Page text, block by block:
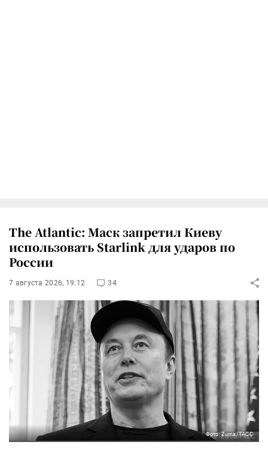
The Atlantic: Маск запретил Киеву
использовать Starlink для ударов по
России
7 августа 2026, 19:12 34
Фото: Zuma/ТАСС